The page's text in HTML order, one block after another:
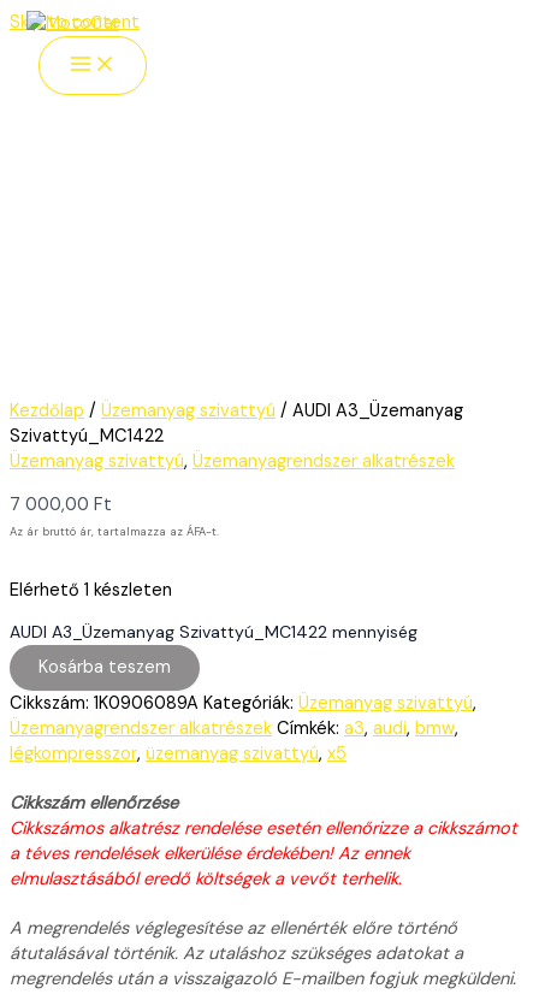
Skip to content
Kezdőlap / Üzemanyag szivattyú / AUDI A3_Üzemanyag
Szivattyú_MC1422
Üzemanyag szivattyú, Üzemanyagrendszer alkatrészek
7 000,00 Ft
Az ár bruttó ár, tartalmazza az ÁFA-t.
Elérhető 1 készleten
AUDI A3_Üzemanyag Szivattyú_MC1422 mennyiség
Kosárba teszem
Cikkszám: 1K0906089A Kategóriák: Üzemanyag szivattyú,
Üzemanyagrendszer alkatrészek Címkék: a3, audi, bmw,
légkompresszor, üzemanyag szivattyú, x5
Cikkszám ellenőrzése
Cikkszámos alkatrész rendelése esetén ellenőrizze a cikkszámot
a téves rendelések elkerülése érdekében! Az ennek
elmulasztásából eredő költségek a vevőt terhelik.
A megrendelés véglegesítése az ellenérték előre történő
átutalásával történik. Az utaláshoz szükséges adatokat a
megrendelés után a visszaigazoló E-mailben fogjuk megküldeni.